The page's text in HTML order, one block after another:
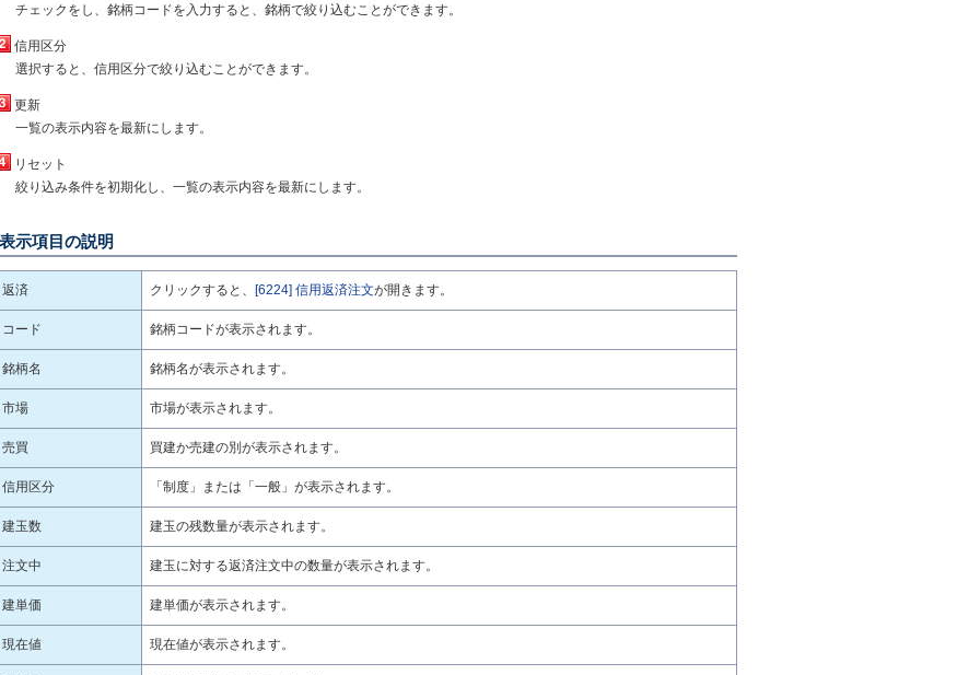
チェックをし、銘柄コードを入力すると、銘柄で絞り込むことができます。
信用区分
選択すると、信用区分で絞り込むことができます。
更新
一覧の表示内容を最新にします。
リセット
絞り込み条件を初期化し、一覧の表示内容を最新にします。
表示項目の説明
返済 クリックすると、 [6224] 信用返済注文が開きます。
コード 銘柄コードが表示されます。
銘柄名 銘柄名が表示されます。
市場 市場が表示されます。
売買 買建か売建の別が表示されます。
信用区分 「制度」または「一般」が表示されます。
建玉数 建玉の残数量が表示されます。
注文中 建玉に対する返済注文中の数量が表示されます。
建単価 建単価が表示されます。
現在値 現在値が表示されます。